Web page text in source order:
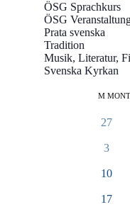
ÖSG Sprachkurs
ÖSG
Prata svenska
Tradition
Musik, Literatur,
Svenska Kyrkan
Kalender
M
0
27
0
3
010
017